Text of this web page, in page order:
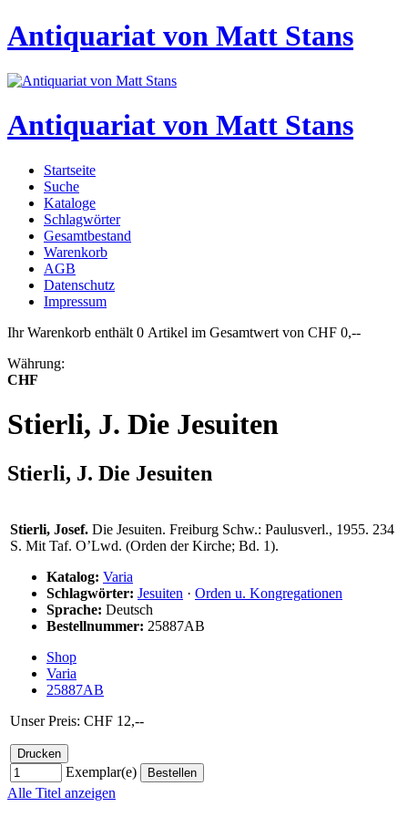
Antiquariat von Matt Stans
Antiquariat von Matt Stans
Startseite
Suche
Kataloge
Schlagwörter
Gesamtbestand
Warenkorb
AGB
Datenschutz
Impressum
Ihr Warenkorb enthält 0 Artikel im Gesamtwert von CHF 0,--
Währung:
CHF
Stierli, J. Die Jesuiten
Stierli, J. Die Jesuiten
Stierli, Josef. Die Jesuiten. Freiburg Schw.: Paulusverl., 1955. 234
S. Mit Taf. O’Lwd. (Orden der Kirche; Bd. 1).
Katalog: Varia
Schlagwörter: Jesuiten · Orden u. Kongregationen
Sprache: Deutsch
Bestellnummer: 25887AB
Shop
Varia
25887AB
Unser Preis: CHF 12,--
Exemplar(e)
Alle Titel anzeigen